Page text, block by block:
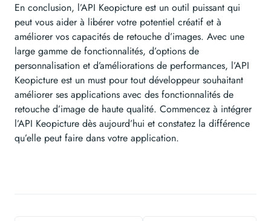
En conclusion, l’API Keopicture est un outil puissant qui
peut vous aider à libérer votre potentiel créatif et à
améliorer vos capacités de retouche d’images. Avec une
large gamme de fonctionnalités, d’options de
personnalisation et d’améliorations de performances, l’API
Keopicture est un must pour tout développeur souhaitant
améliorer ses applications avec des fonctionnalités de
retouche d’image de haute qualité. Commencez à intégrer
l’API Keopicture dès aujourd’hui et constatez la différence
qu’elle peut faire dans votre application.